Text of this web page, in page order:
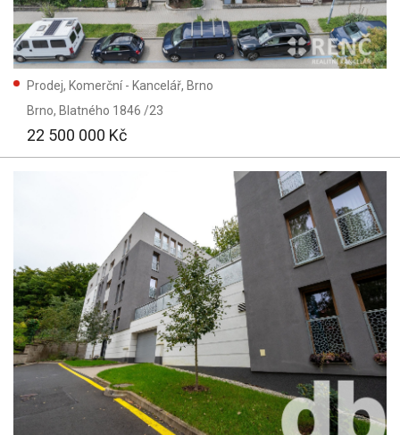
Prodej, Komerční - Kancelář, Brno
Brno, Blatného 1846 /23
22 500 000 Kč